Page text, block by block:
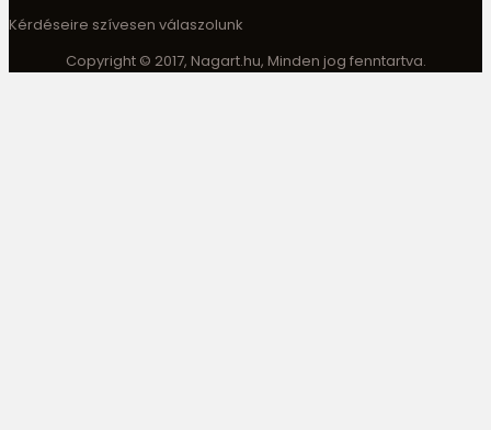
Kérdéseire szívesen válaszolunk
Copyright © 2017, Nagart.hu, Minden jog fenntartva.